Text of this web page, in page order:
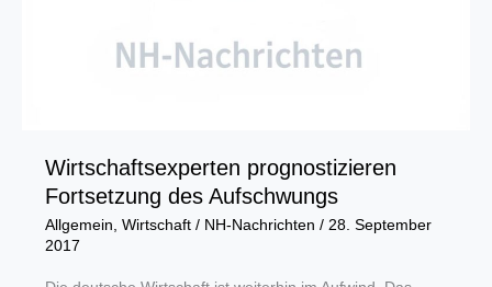
Wirtschaftsexperten prognostizieren
Fortsetzung des Aufschwungs
Allgemein Wirtschaft/ NH-Nachrichten / 28. September
2017